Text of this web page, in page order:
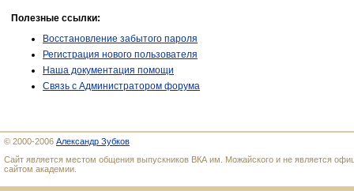
Полезные ссылки:
Восстановление забытого пароля
Регистрация нового пользователя
Наша документация помощи
Связь с Администратором форума
© 2000-2006 Александр Зубков
Сайт является местом общения выпускников ВКА им. Можайского и не является
сайтом академии.